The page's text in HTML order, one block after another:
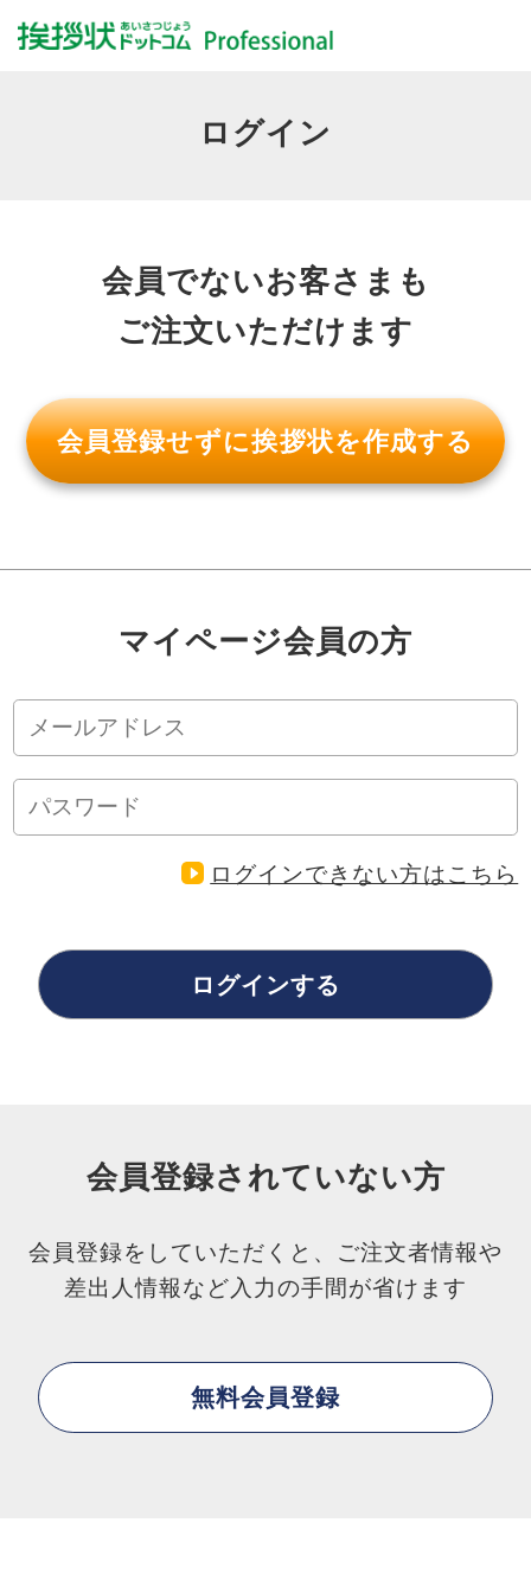
ログイン
会員でないお客さまも
ご注文いただけます
マイページ会員の方
ログインできない方はこちら
会員登録されていない方
会員登録をしていただくと、ご注文者情報や
差出人情報など入力の手間が省けます